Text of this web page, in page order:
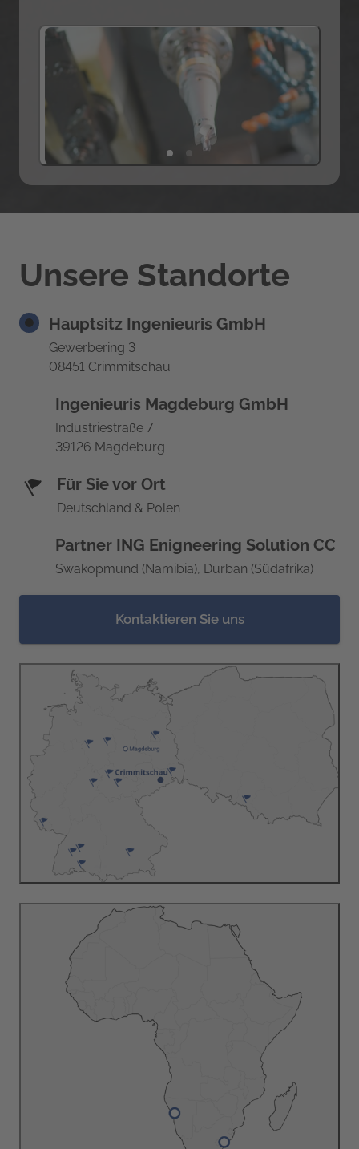
Slide 1 of 2
Unsere Standorte
Hauptsitz Ingenieuris GmbH
Gewerbering 3
08451 Crimmitschau
Ingenieuris Magdeburg GmbH
Industriestraße 7
39126 Magdeburg
Für Sie vor Ort
Deutschland & Polen
Partner ING Enigneering Solution CC
Swakopmund (Namibia), Durban (Südafrika)
Kontaktieren Sie uns